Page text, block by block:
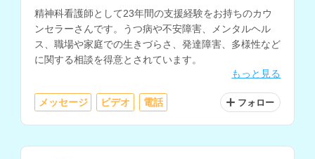
精神科看護師として23年間の支援経験をお持ちのカウ
ンセラーさんです。うつ病や不安障害、メンタルヘル
ス、職場や家庭での生きづらさ、発達障害、多様性など
に関する相談を得意とされています。
もっと見る
メッセージ ビデオ 電話 フォロー